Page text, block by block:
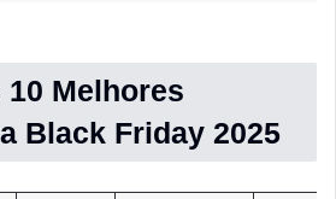
Melhores
Black Friday 2025